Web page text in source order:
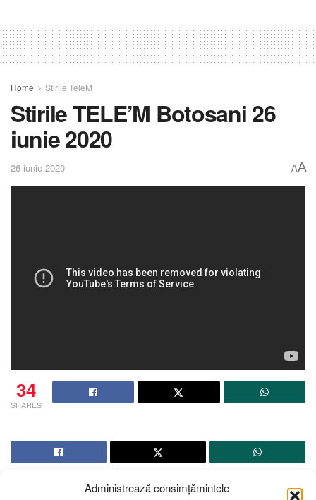
Administrează consimțămintele
Home Stirile TeleM
Stirile TELE’M Botosani 26
iunie 2020
26 iunie 2020 AA
34
SHARES